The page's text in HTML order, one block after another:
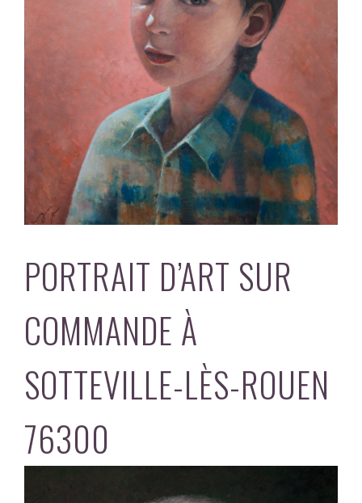
PORTRAIT D’ART SUR
COMMANDE À
SOTTEVILLE-LÈS-ROUEN
76300